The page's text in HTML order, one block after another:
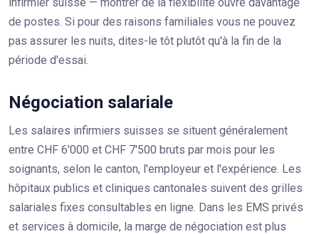
de postes. Si pour des raisons familiales vous ne pouvez
pas assurer les nuits, dites-le tôt plutôt qu'à la fin de la
période d'essai.
Négociation salariale
Les salaires infirmiers suisses se situent généralement
entre CHF 6'000 et CHF 7'500 bruts par mois pour les
soignants, selon le canton, l'employeur et l'expérience. Les
hôpitaux publics et cliniques cantonales suivent des grilles
salariales fixes consultables en ligne. Dans les EMS privés
et services à domicile, la marge de négociation est plus